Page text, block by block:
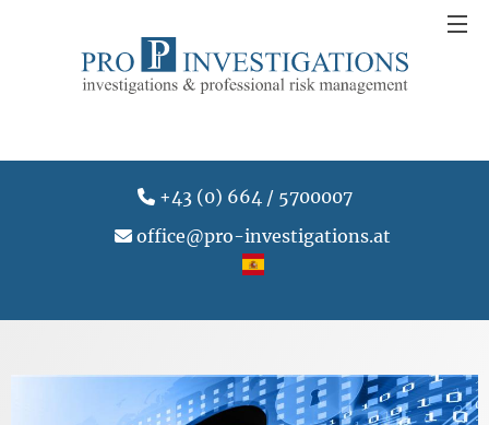
+43 (0) 664 / 5700007
office@pro-investigations.at